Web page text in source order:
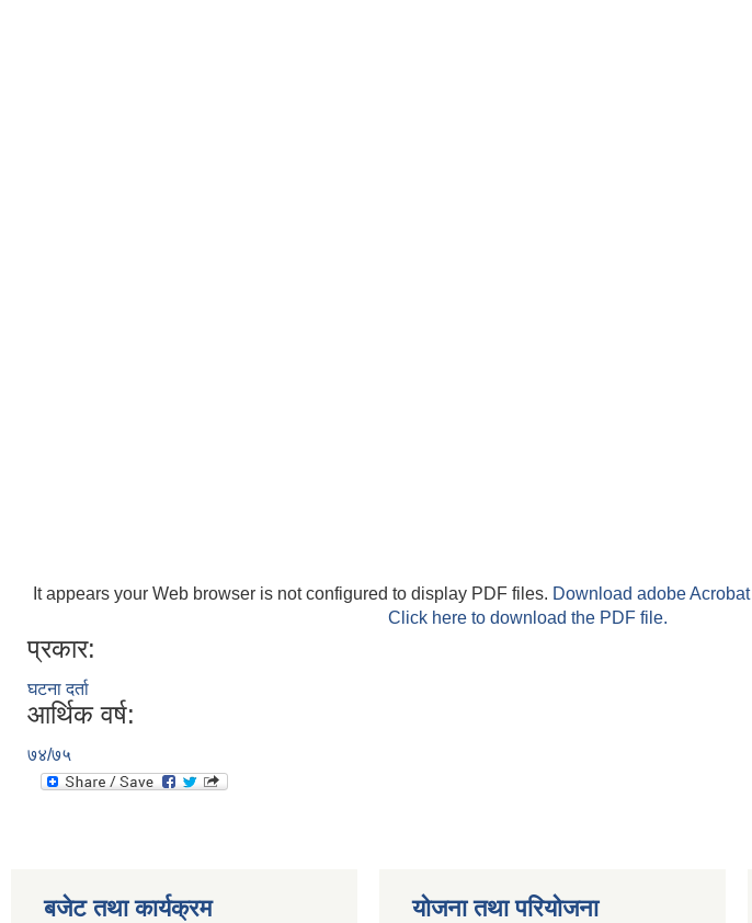
It appears your Web browser is not configured to display PDF files. Download adobe Acrobat
Click here to download the PDF file.
प्रकार:
घटना दर्ता
आर्थिक वर्ष:
७४/७५
बजेट तथा कार्यक्रम योजना तथा परियोजना